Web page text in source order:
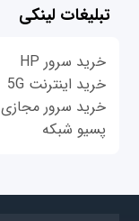
تبلیغات لینکی
خرید سرور HP
خرید اینترنت 5G
خرید سرور مجازی
پسیو شبکه